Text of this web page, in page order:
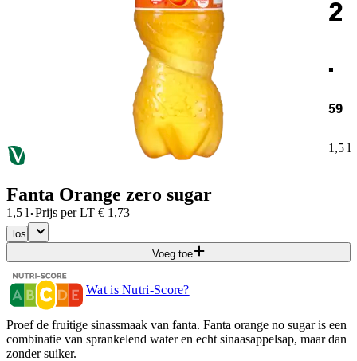
2
.
59
1,5 l
Fanta Orange zero sugar
1,5 l·Prijs per LT € 1,73
los
Voeg toe
Wat is Nutri-Score?
Proef de fruitige sinassmaak van fanta. Fanta orange no sugar is een
combinatie van sprankelend water en echt sinaasappelsap, maar dan
zonder suiker.